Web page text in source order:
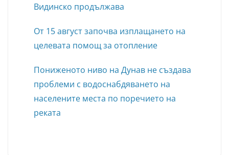
Видинско продължава
От 15 август започва изплащането на
целевата помощ за отопление
Пониженото ниво на Дунав не създава
проблеми с водоснабдяването на
населените места по поречието на
реката